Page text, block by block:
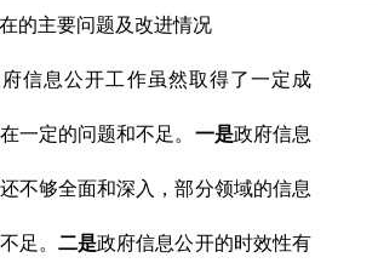
的主要问题及改进情况
信息公开工作虽然取得了一定成
一定的问题和不足。 一是政府信息
不够全面和深入，部分领域的信息
足。 二是政府信息公开的时效性有